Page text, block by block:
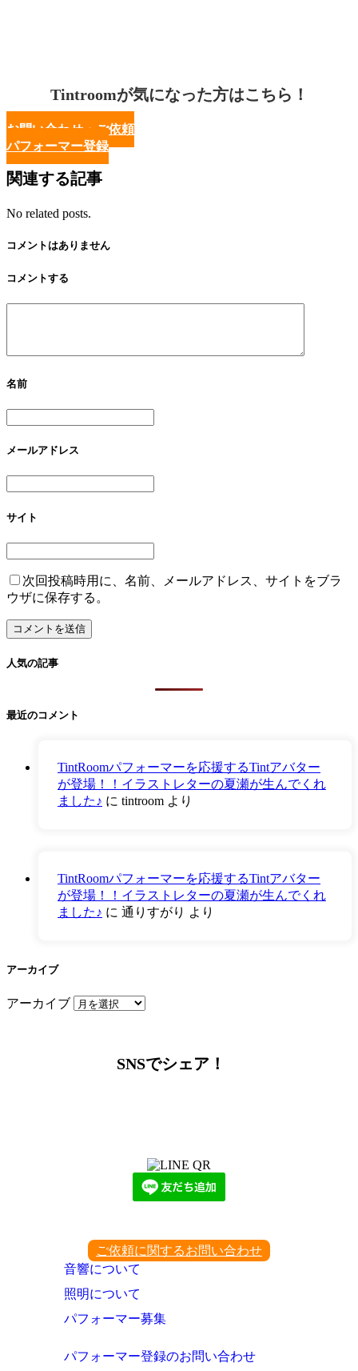
Tintroomが気になった方はこちら！
お問い合わせ・ご依頼
パフォーマー登録
関連する記事
No related posts.
コメントはありません
コメントする
名前
メールアドレス
サイト
次回投稿時用に、名前、メールアドレス、サイトをブラ
ウザに保存する。
人気の記事
最近のコメント
TintRoomパフォーマーを応援するTintアバター
が登場！！イラストレターの夏瀬が生んでくれ
ました♪ に tintroom より
TintRoomパフォーマーを応援するTintアバター
が登場！！イラストレターの夏瀬が生んでくれ
ました♪ に 通りすがり より
アーカイブ
アーカイブ
SNSでシェア！
ご依頼に関するお問い合わせ
音響について
照明について
パフォーマー募集
パフォーマー登録のお問い合わせ